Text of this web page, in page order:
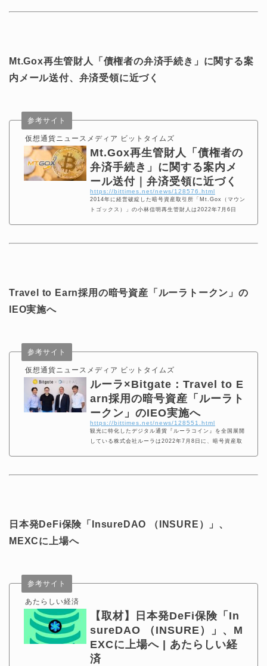
Mt.Gox再生管財人「債権者の弁済手続き」に関する案
内メール送付、弁済受領に近づく
仮想通貨ニュースメディア ビットタイムズ
参考サイト
Mt.Gox再生管財人「債権者の
弁済手続き」に関する案内メ
ール送付｜弁済受領に近づく
https://bittimes.net/news/128576.html
2014年に経営破綻した暗号資産取引所「Mt.Gox（マウン
トゴックス）」の小林信明再生管財人は2022年7月6日
Travel to Earn採用の暗号資産「ルーラトークン」の
IEO実施へ
仮想通貨ニュースメディア ビットタイムズ
参考サイト
ルーラ×Bitgate：Travel to E
arn採用の暗号資産「ルーラト
ークン」のIEO実施へ
https://bittimes.net/news/128551.html
観光に特化したデジタル通貨『ルーラコイン』を全国展開
している株式会社ルーラは2022年7月8日に、暗号資産取
日本発DeFi保険「InsureDAO （INSURE）」、
MEXCに上場へ
あたらしい経済
参考サイト
【取材】日本発DeFi保険「In
sureDAO （INSURE）」、M
EXCに上場へ | あたらしい経
済